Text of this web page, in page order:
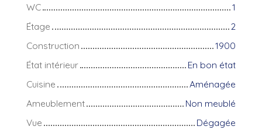
WC
1
Étage
2
Construction
1900
État intérieur
En bon état
Cuisine
Aménagée
Ameublement
Non meublé
Vue
Dégagée